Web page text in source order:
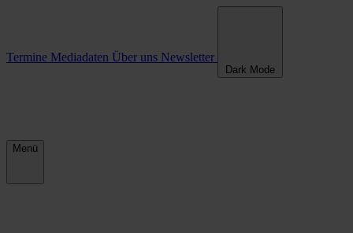
Termine Mediadaten Über uns Newsletter
Dark Mode
Menü